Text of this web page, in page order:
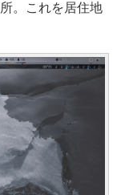
。これを居住地